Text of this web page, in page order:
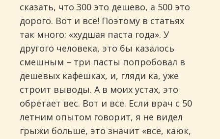
сказать, что 300 это дешево, а 500 это
дорого. Вот и все! Поэтому в статьях
так много: «худшая паста года». У
другого человека, это бы казалось
смешным – три пасты попробовал в
дешевых кафешках, и, гляди ка, уже
строит выводы. А в моих устах, это
обретает вес. Вот и все. Если врач с 50
летним опытом говорит, я не видел
грыжи больше, это значит «все, каюк,